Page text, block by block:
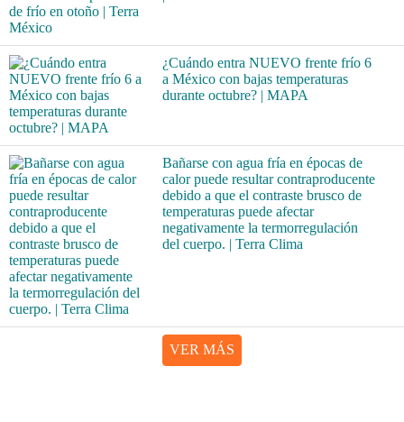
¿Cuándo entra NUEVO frente frío 6
a México con bajas temperaturas
durante octubre? | MAPA
Bañarse con agua fría en épocas de
calor puede resultar contraproducente
debido a que el contraste brusco de
temperaturas puede afectar
negativamente la termorregulación
del cuerpo. | Terra Clima
VER MÁS